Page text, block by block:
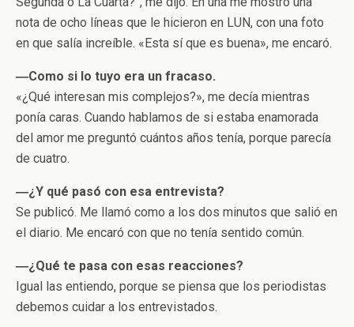
nota de ocho líneas que le hicieron en LUN, con una foto
en que salía increíble. «Esta sí que es buena», me encaró.
―Como si lo tuyo era un fracaso.
«¿Qué interesan mis complejos?», me decía mientras
ponía caras. Cuando hablamos de si estaba enamorada
del amor me preguntó cuántos años tenía, porque parecía
de cuatro.
―¿Y qué pasó con esa entrevista?
Se publicó. Me llamó como a los dos minutos que salió en
el diario. Me encaró con que no tenía sentido común.
―¿Qué te pasa con esas reacciones?
Igual las entiendo, porque se piensa que los periodistas
debemos cuidar a los entrevistados.